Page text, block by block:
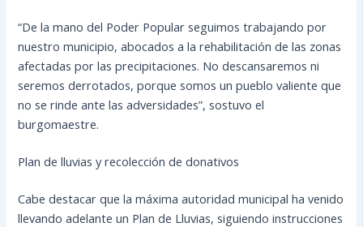
“De la mano del Poder Popular seguimos trabajando por
nuestro municipio, abocados a la rehabilitación de las zonas
afectadas por las precipitaciones. No descansaremos ni
seremos derrotados, porque somos un pueblo valiente que
no se rinde ante las adversidades”, sostuvo el
burgomaestre.
Plan de lluvias y recolección de donativos
Cabe destacar que la máxima autoridad municipal ha venido
llevando adelante un Plan de Lluvias, siguiendo instrucciones